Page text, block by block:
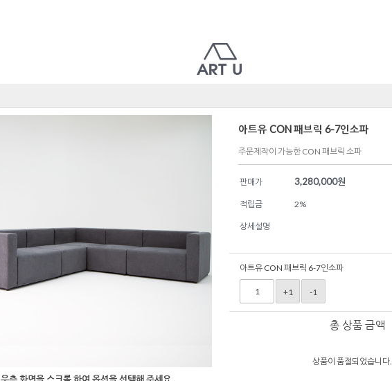
아트유 CON 패브릭 6-7인소파
주문제작이 가능한 CON 패브릭 소파
판매가 3,280,000원
적립금 2%
상세설명
아트유 CON 패브릭 6-7인소파
+1 -1
총 상품 금액
상품이 품절되었습니다.